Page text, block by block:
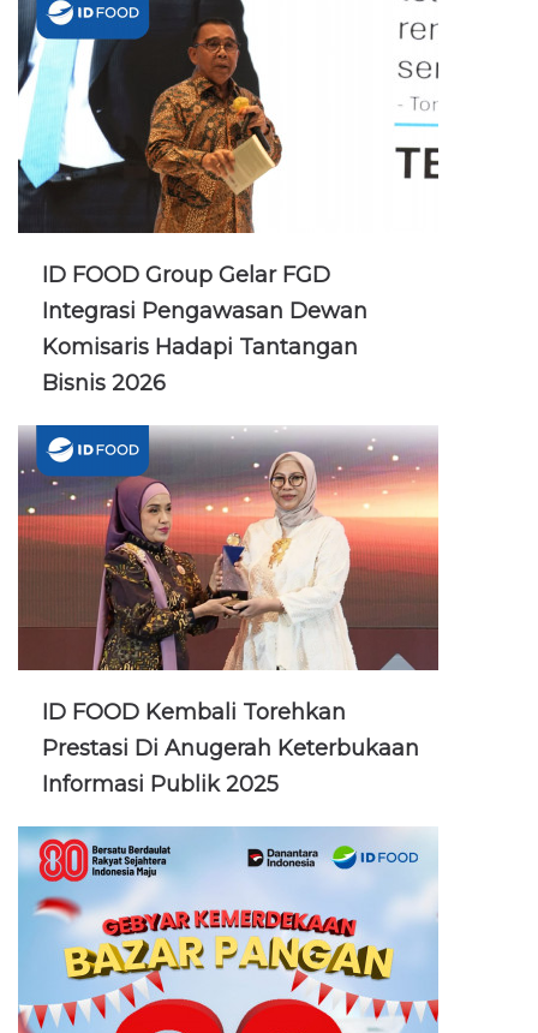
ID FOOD Group Gelar FGD
Integrasi Pengawasan Dewan
Komisaris Hadapi Tantangan
Bisnis 2026
ID FOOD Kembali Torehkan
Prestasi Di Anugerah Keterbukaan
Informasi Publik 2025